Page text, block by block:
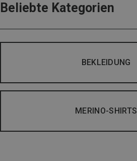
Beliebte Kategorien
BEKLEIDUNG
MERINO-SHIRTS